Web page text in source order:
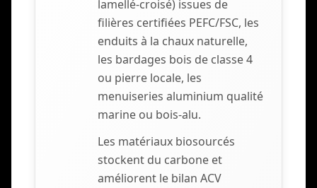
lamellé-croisé) issues de
filières certifiées PEFC/FSC, les
enduits à la chaux naturelle,
les bardages bois de classe 4
ou pierre locale, les
menuiseries aluminium qualité
marine ou bois-alu.
Les matériaux biosourcés
stockent du carbone et
améliorent le bilan ACV